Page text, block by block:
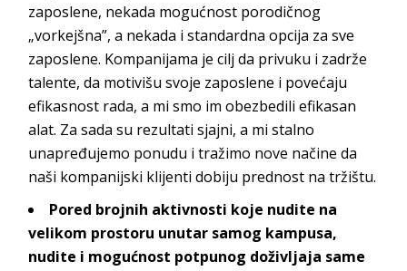
zaposlene, nekada mogućnost porodičnog
„vorkejšna”, a nekada i standardna opcija za sve
zaposlene. Kompanijama je cilj da privuku i zadrže
talente, da motivišu svoje zaposlene i povećaju
efikasnost rada, a mi smo im obezbedili efikasan
alat. Za sada su rezultati sjajni, a mi stalno
unapređujemo ponudu i tražimo nove načine da
naši kompanijski klijenti dobiju prednost na tržištu.
Pored brojnih aktivnosti koje nudite na
velikom prostoru unutar samog kampusa,
nudite i mogućnost potpunog doživljaja same